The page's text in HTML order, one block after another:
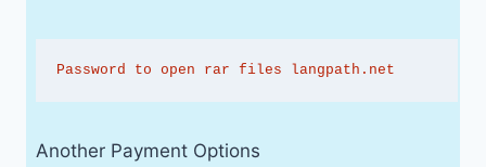
Password to open rar files langpath.net
Another Payment Options